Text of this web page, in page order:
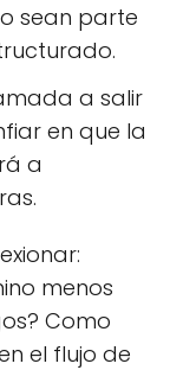
sean parte
a salir
en que la
a
menos
Como
el flujo de